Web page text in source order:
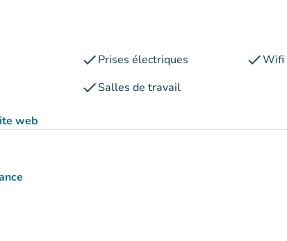
checkPrises électriques checkWifi
checkSalles de travail
web
onglet)